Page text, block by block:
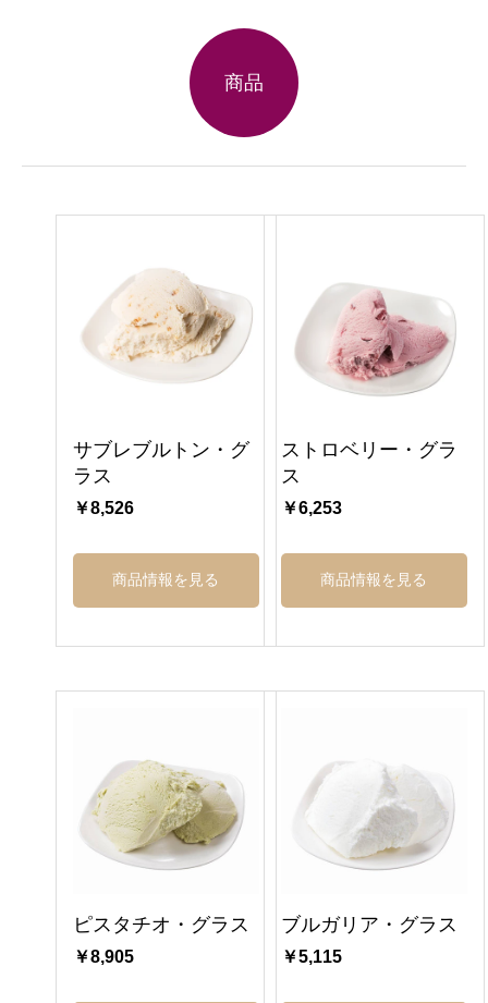
商品
サブレブルトン・グ
ラス
￥8,526
商品情報を見る
ストロベリー・グラ
ス
￥6,253
商品情報を見る
ピスタチオ・グラス
￥8,905
ブルガリア・グラス
￥5,115